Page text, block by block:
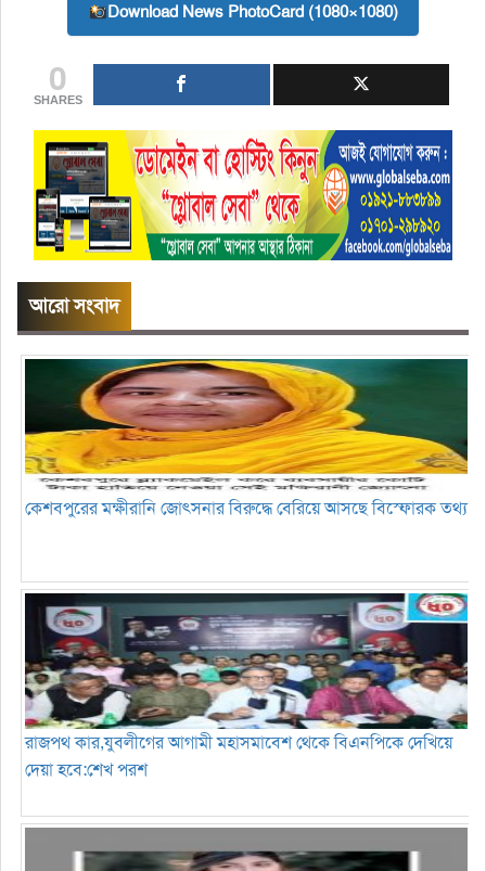
Download News PhotoCard (1080×1080)
0
SHARES
আরো সংবাদ
কেশবপুরের মক্ষীরানি জোৎসনার বিরুদ্ধে বেরিয়ে আসছে বিস্ফোরক তথ্য
রাজপথ কার,যুবলীগের আগামী মহাসমাবেশ থেকে বিএনপিকে দেখিয়ে
দেয়া হবে:শেখ পরশ